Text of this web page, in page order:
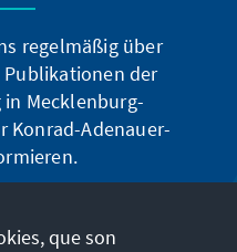
regelmäßig über
der
Mecklenburg-
Konrad-Adenauer-
que son